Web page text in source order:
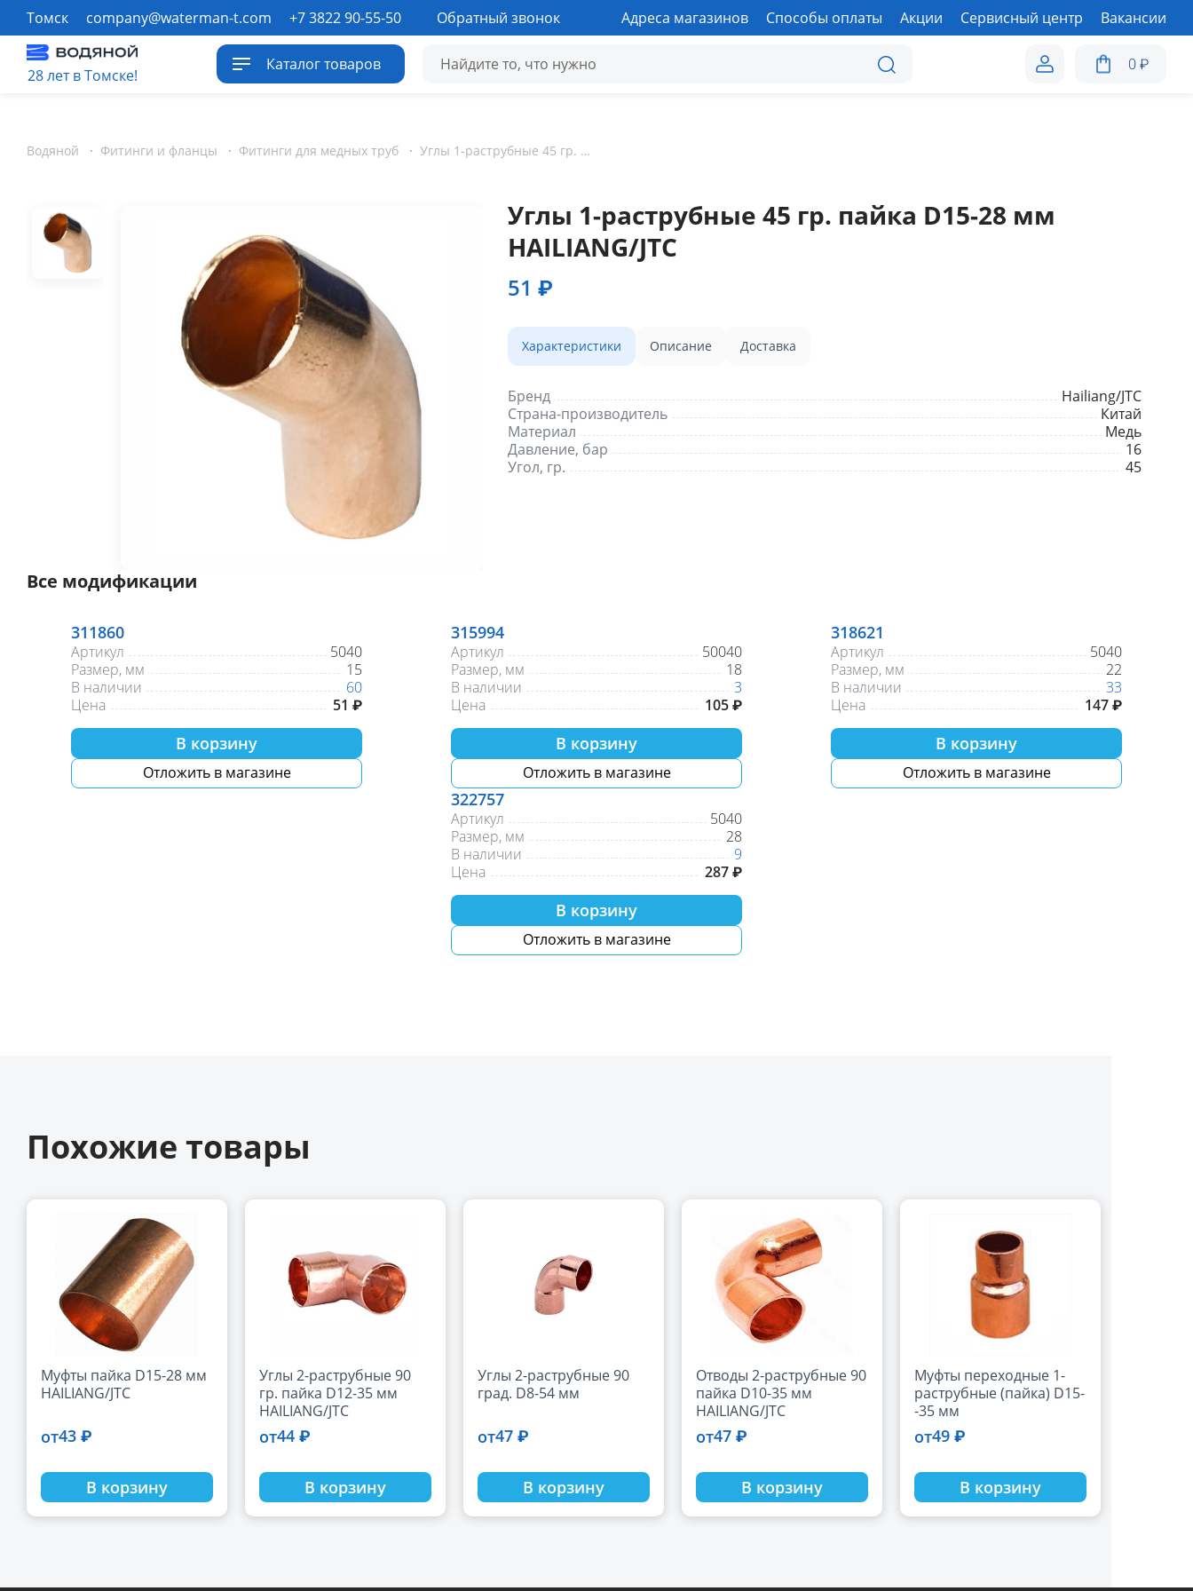
Томск company@waterman-t.com +7 3822 90-55-50 Обратный звонок Адреса магазинов Способы оплаты Акции Сервисный центр Вакансии
28 лет в Томске!
Каталог товаров 0₽
Водяной · Фитинги и фланцы · Фитинги для медных труб · Углы 1-раструбные 45 гр. пайка D15-28 мм HAILIANG/JTC
Углы 1-раструбные 45 гр. пайка D15-28 мм
HAILIANG/JTC
51 ₽
Характеристики Описание Доставка
Бренд
Hailiang/JTC
Страна-производитель
Китай
Материал
Медь
Давление, бар
16
Угол, гр.
45
Все модификации
311860
Артикул
5040
Размер, мм
15
В наличии
60
Цена
51 ₽
В корзину
Отложить в магазине
315994
Артикул
50040
Размер, мм
18
В наличии
3
Цена
105 ₽
В корзину
Отложить в магазине
318621
Артикул
5040
Размер, мм
22
В наличии
33
Цена
147 ₽
В корзину
Отложить в магазине
322757
Артикул
5040
Размер, мм
28
В наличии
9
Цена
287 ₽
В корзину
Отложить в магазине
Похожие товары
Муфты пайка D15-28 мм
HAILIANG/JTC
от43 ₽
В корзину
Углы 2-раструбные 90
гр. пайка D12-35 мм
HAILIANG/JTC
от44 ₽
В корзину
Углы 2-раструбные 90
град. D8-54 мм
от47 ₽
В корзину
Отводы 2-раструбные 90
пайка D10-35 мм
HAILIANG/JTC
от47 ₽
В корзину
Муфты переходные 1-
раструбные (пайка) D15-
-35 мм
от49 ₽
В корзину